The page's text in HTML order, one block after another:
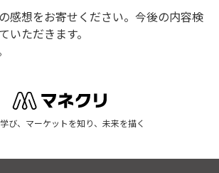
感想をお寄せください。今後の内容検
いただきます。
び、マーケットを知り、未来を描く